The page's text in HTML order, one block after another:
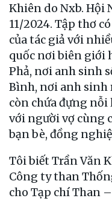
Khiên do Nxb. Hội
11/2024. Tập thơ
của tác giả với
quốc nơi biên giới
Phả, nơi anh sinh
Bình, nơi anh sinh
còn chứa đựng nỗi
với người vợ cùng
bạn bè, đồng
Tôi biết Trần Văn
Công ty than
cho Tạp chí Than